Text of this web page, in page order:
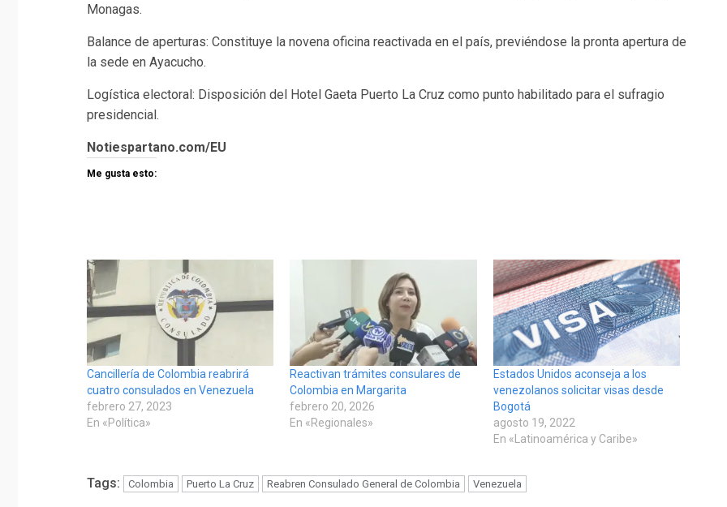
Monagas.
Balance de aperturas: Constituye la novena oficina reactivada en el país, previéndose la pronta apertura de
la sede en Ayacucho.
Logística electoral: Disposición del Hotel Gaeta Puerto La Cruz como punto habilitado para el sufragio
presidencial.
Notiespartano.com/EU
Me gusta esto:
Cancillería de Colombia reabrirá
cuatro consulados en Venezuela
febrero 27, 2023
En «Política»
Reactivan trámites consulares de
Colombia en Margarita
febrero 20, 2026
En «Regionales»
Estados Unidos aconseja a los
venezolanos solicitar visas desde
Bogotá
agosto 19, 2022
En «Latinoamérica y Caribe»
Tags: Colombia Puerto La Cruz Reabren Consulado General de Colombia Venezuela